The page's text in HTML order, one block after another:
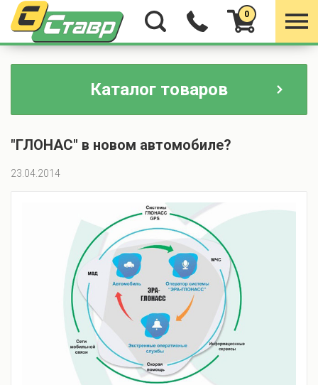
0
Каталог товаров
"ГЛОНАС" в новом автомобиле?
23.04.2014